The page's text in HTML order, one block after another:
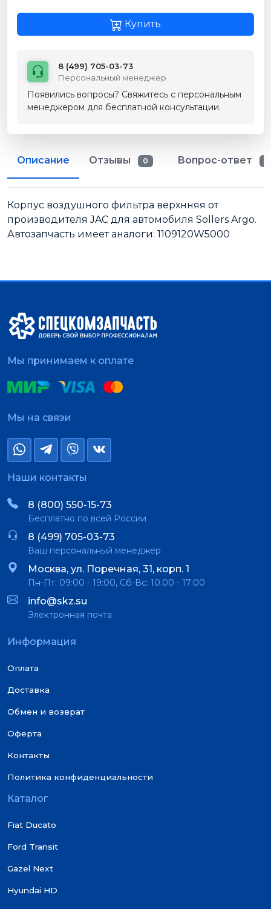
Купить
8 (499) 705-03-73
Персональный менеджер
Появились вопросы? Свяжитесь с персональным
менеджером для бесплатной консультации.
Описание Отзывы 0 Вопрос-ответ
Корпус воздушного фильтра верхнняя от
производителя JAC для автомобиля Sollers Argo.
Автозапчасть имеет аналоги: 1109120W5000
Мы принимаем к оплате
Мы на связи
Наши контакты
8 (800) 550-15-73
Бесплатно по всей России
8 (499) 705-03-73
Ваш персональный менеджер
Москва, ул. Поречная, 31, корп. 1
Пн-Пт: 09:00 - 19:00, Сб-Вс: 10:00 - 17:00
info@skz.su
Электронная почта
Информация
Оплата
Доставка
Обмен и возврат
Оферта
Контакты
Политика конфиденциальности
Каталог
Fiat Ducato
Ford Transit
Gazel Next
Hyundai HD